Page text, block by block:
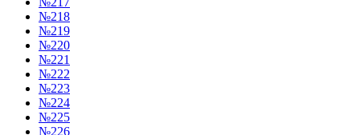
№218
№219
№220
№221
№222
№223
№224
№225
№226